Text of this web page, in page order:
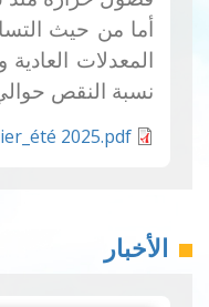
أما من حيث
المعدلات
نسبة النقص حوالي 40% بكامل
2025.pdf
الأخبار